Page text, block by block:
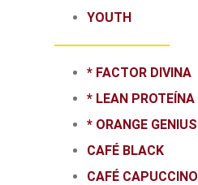
YOUTH
* FACTOR DIVINA
* LEAN PROTEÍNA
* ORANGE GENIUS
CAFÉ BLACK
CAFÉ CAPUCCINO